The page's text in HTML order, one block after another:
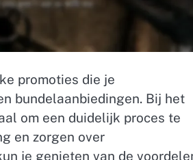
promoties die je
bundelaanbiedingen. Bij het
om een duidelijk proces te
en zorgen over
je genieten van de